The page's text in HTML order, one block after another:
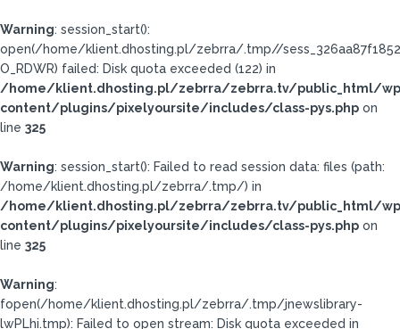
Warning: session_start():
open(/home/klient.dhosting.pl/zebrra/.tmp//
O_RDWR) failed: Disk quota exceeded (122) in
/home/klient.dhosting.pl/zebrra/zebrra.tv/public_html/
content/plugins/pixelyoursite/includes/class-pys.php on
line 325
Warning: session_start(): Failed to read session data: files (path:
/home/klient.dhosting.pl/zebrra/.tmp/) in
/home/klient.dhosting.pl/zebrra/zebrra.tv/public_html/
content/plugins/pixelyoursite/includes/class-pys.php on
line 325
Warning:
fopen(/home/klient.dhosting.pl/zebrra/.tmp/jnewslibrary-
lwPLhi.tmp): Failed to open stream: Disk quota exceeded in